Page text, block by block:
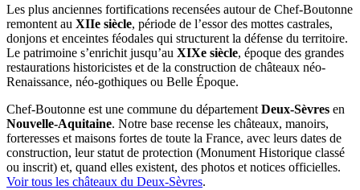
Les plus anciennes fortifications recensées autour de Chef-Boutonne
remontent au XIIe siècle, période de l’essor des mottes castrales,
donjons et enceintes féodales qui structurent la défense du territoire.
Le patrimoine s’enrichit jusqu’au XIXe siècle, époque des grandes
restaurations historicistes et de la construction de châteaux néo-
Renaissance, néo-gothiques ou Belle Époque.
Chef-Boutonne est une commune du départementDeux-Sèvres en
Nouvelle-Aquitaine. Notre base recense les châteaux, manoirs,
forteresses et maisons fortes de toute la France, avec leurs dates de
construction, leur statut de protection (Monument Historique classé
ou inscrit) et, quand elles existent, des photos et notices officielles.
Voir tous les châteaux du Deux-Sèvres.